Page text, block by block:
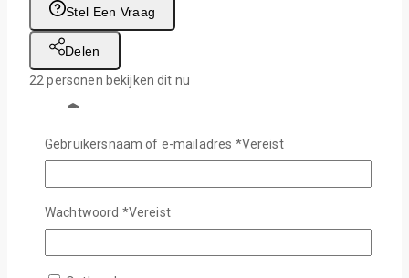
Stel Een Vraag
Delen
22 personen bekijken dit nu
Levertijd :
1-2 Werkdagen
Veilig afrekenen met:
Beschrijving
Gebruikersnaam of e-mailadres *Vereist
Wachtwoord *Vereist